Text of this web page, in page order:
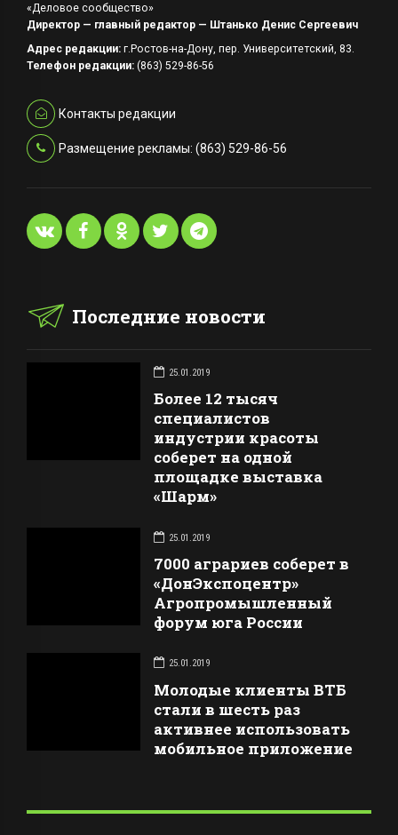
«Деловое сообщество»
Директор — главный редактор — Штанько Денис Сергеевич
Адрес редакции: г.Ростов-на-Дону, пер. Университетский, 83.
Телефон редакции: (863) 529-86-56
Контакты редакции
Размещение рекламы: (863) 529-86-56
Последние новости
25.01.2019
Более 12 тысяч
специалистов
индустрии красоты
соберет на одной
площадке выставка
«Шарм»
25.01.2019
7000 аграриев соберет в
«ДонЭкспоцентр»
Агропромышленный
форум юга России
25.01.2019
Молодые клиенты ВТБ
стали в шесть раз
активнее использовать
мобильное приложение